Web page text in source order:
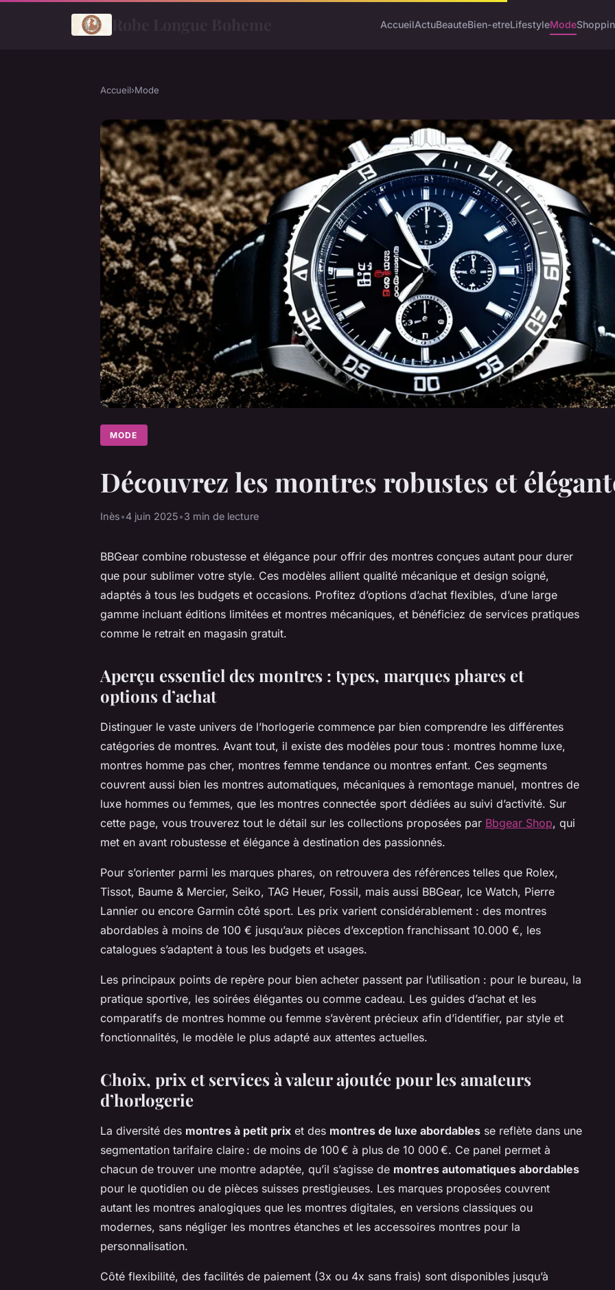
AccueilActuBeauteBien-etreLifestyleMode
Accueil›Mode
MODE
Découvrez les montres robustes et
Inès•4 juin 2025•3 min de lecture
BBGear combine robustesse et élégance pour offrir des montres conçues autant pour durer
que pour sublimer votre style. Ces modèles allient qualité mécanique et design soigné,
adaptés à tous les budgets et occasions. Profitez d’options d’achat flexibles, d’une large
gamme incluant éditions limitées et montres mécaniques, et bénéficiez de services pratiques
comme le retrait en magasin gratuit.
Aperçu essentiel des montres : types, marques phares et
options d’achat
Distinguer le vaste univers de l’horlogerie commence par bien comprendre les différentes
catégories de montres. Avant tout, il existe des modèles pour tous : montres homme luxe,
montres homme pas cher, montres femme tendance ou montres enfant. Ces segments
couvrent aussi bien les montres automatiques, mécaniques à remontage manuel, montres de
luxe hommes ou femmes, que les montres connectée sport dédiées au suivi d’activité. Sur
cette page, vous trouverez tout le détail sur les collections proposées par Bbgear Shop, qui
met en avant robustesse et élégance à destination des passionnés.
Pour s’orienter parmi les marques phares, on retrouvera des références telles que Rolex,
Tissot, Baume & Mercier, Seiko, TAG Heuer, Fossil, mais aussi BBGear, Ice Watch, Pierre
Lannier ou encore Garmin côté sport. Les prix varient considérablement : des montres
abordables à moins de 100 € jusqu’aux pièces d’exception franchissant 10.000 €, les
catalogues s’adaptent à tous les budgets et usages.
Les principaux points de repère pour bien acheter passent par l’utilisation : pour le bureau, la
pratique sportive, les soirées élégantes ou comme cadeau. Les guides d’achat et les
comparatifs de montres homme ou femme s’avèrent précieux afin d’identifier, par style et
fonctionnalités, le modèle le plus adapté aux attentes actuelles.
Choix, prix et services à valeur ajoutée pour les amateurs
d’horlogerie
La diversité des montres à petit prix et des montres de luxe abordables se reflète dans une
segmentation tarifaire claire : de moins de 100 € à plus de 10 000 €. Ce panel permet à
chacun de trouver une montre adaptée, qu’il s’agisse de montres automatiques abordables
pour le quotidien ou de pièces suisses prestigieuses. Les marques proposées couvrent
autant les montres analogiques que les montres digitales, en versions classiques ou
modernes, sans négliger les montres étanches et les accessoires montres pour la
personnalisation.
Côté flexibilité, des facilités de paiement (3x ou 4x sans frais) sont disponibles jusqu’à